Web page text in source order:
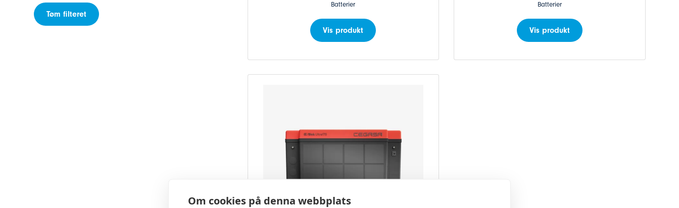
Tøm filteret
Batterier
Vis produkt
Batterier
Vis produkt
Om cookies på denna webbplats